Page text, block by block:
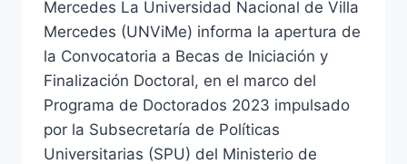
Mercedes La Universidad Nacional de Villa
Mercedes (UNViMe) informa la apertura de
la Convocatoria a Becas de Iniciación y
Finalización Doctoral, en el marco del
Programa de Doctorados 2023 impulsado
por la Subsecretaría de Políticas
Universitarias (SPU) del Ministerio de